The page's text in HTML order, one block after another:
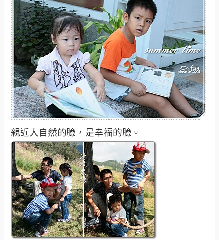
親近大自然的臉，是幸福的臉。